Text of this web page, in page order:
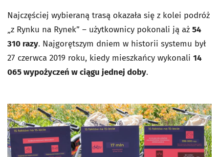
Najczęściej wybieraną trasą okazała się z kolei podróż
„z Rynku na Rynek” – użytkownicy pokonali ją aż 54
310 razy. Najgorętszym dniem w historii systemu był
27 czerwca 2019 roku, kiedy mieszkańcy wykonali 14
065 wypożyczeń w ciągu jednej doby.